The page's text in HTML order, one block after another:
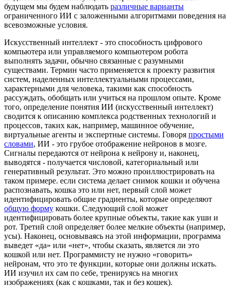
будущем мы будем наблюдать различные варианты
ограниченного ИИ с заложенными алгоритмами поведения на
всевозможные условия.
Искусственный интеллект - это способность цифрового
компьютера или управляемого компьютером робота
выполнять задачи, обычно связанные с разумными
существами. Термин часто применяется к проекту развития
систем, наделенных интеллектуальными процессами,
характерными для человека, такими как способность
рассуждать, обобщать или учиться на прошлом опыте. Кроме
того, определение понятия ИИ (искусственный интеллект)
сводится к описанию комплекса родственных технологий и
процессов, таких как, например, машинное обучение,
виртуальные агенты и экспертные системы. Говоря простыми
словами, ИИ - это грубое отображение нейронов в мозге.
Сигналы передаются от нейрона к нейрону и, наконец,
выводятся - получается числовой, категориальный или
генеративный результат. Это можно проиллюстрировать на
таком примере. если система делает снимок кошки и обучена
распознавать, кошка это или нет, первый слой может
идентифицировать общие градиенты, которые определяют
общую форму кошки. Следующий слой может
идентифицировать более крупные объекты, такие как уши и
рот. Третий слой определяет более мелкие объекты (например,
усы). Наконец, основываясь на этой информации, программа
выведет «да» или «нет», чтобы сказать, является ли это
кошкой или нет. Программисту не нужно «говорить»
нейронам, что это те функции, которые они должны искать.
ИИ изучил их сам по себе, тренируясь на многих
изображениях (как с кошками, так и без кошек).